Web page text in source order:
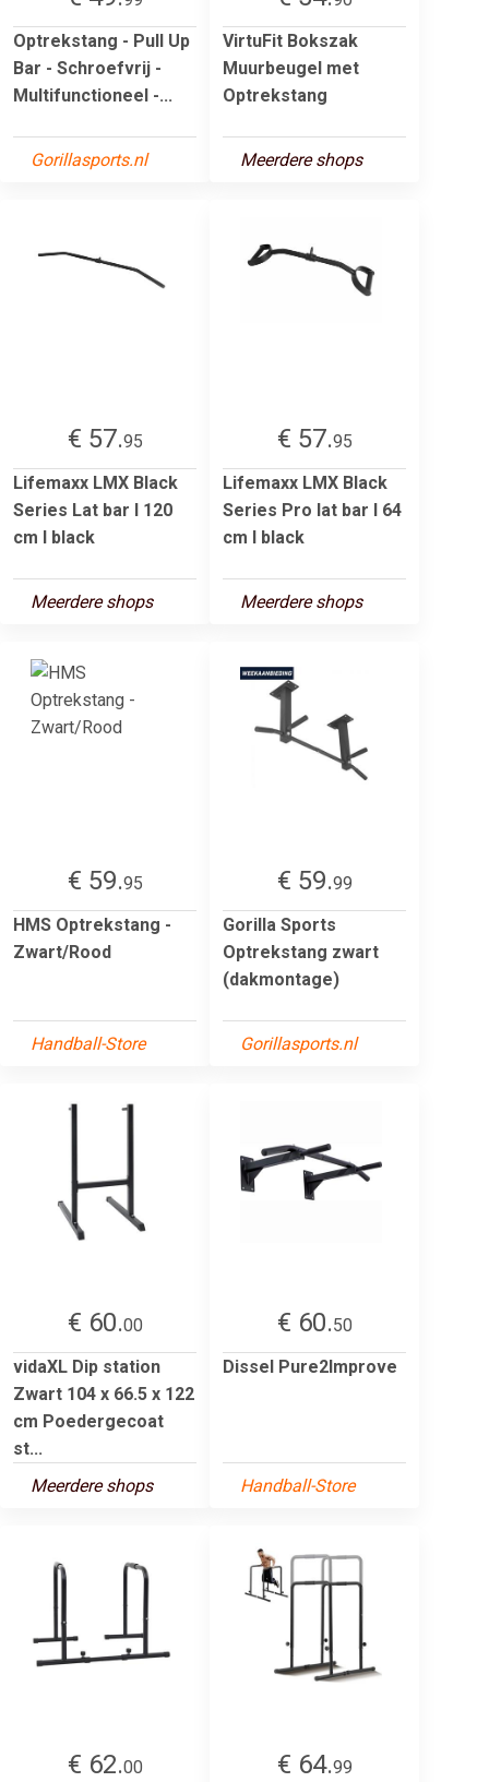
Optrekstang - Pull Up
Bar - Schroefvrij -
Multifunctioneel -...
Gorillasports.nl
VirtuFit Bokszak
Muurbeugel met
Optrekstang
Meerdere shops
€ 57.95
Lifemaxx LMX Black
Series Lat bar l 120
cm l black
Meerdere shops
€ 57.95
Lifemaxx LMX Black
Series Pro lat bar l 64
cm l black
Meerdere shops
€ 59.95
HMS Optrekstang -
Zwart/Rood
Handball-Store
€ 59.99
Gorilla Sports
Optrekstang zwart
(dakmontage)
Gorillasports.nl
€ 60.00
vidaXL Dip station
Zwart 104 x 66.5 x 122
cm Poedergecoat
st...
Meerdere shops
€ 60.50
Dissel Pure2Improve
Handball-Store
€ 62.00 € 64.99